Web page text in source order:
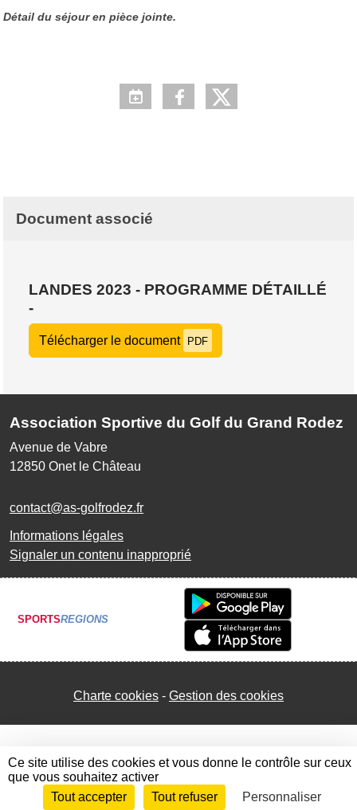
Détail du séjour en pièce jointe.
Document associé
LANDES 2023 - PROGRAMME DÉTAILLÉ
-
Télécharger le document PDF
Association Sportive du Golf du Grand Rodez
Avenue de Vabre
12850 Onet le Château
contact@as-golfrodez.fr
Informations légales
Signaler un contenu inapproprié
SPORTSREGIONS
Charte cookies Gestion des cookies
Envie de participer ? Connexion
Ce site utilise des cookies et vous donne le contrôle sur ceux
que vous souhaitez activer
Tout accepter
Tout refuser Personnaliser